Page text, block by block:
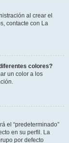
al crear el
contacte con La
colores?
un color a los
el “predeterminado”
en su perfil. La
por defecto